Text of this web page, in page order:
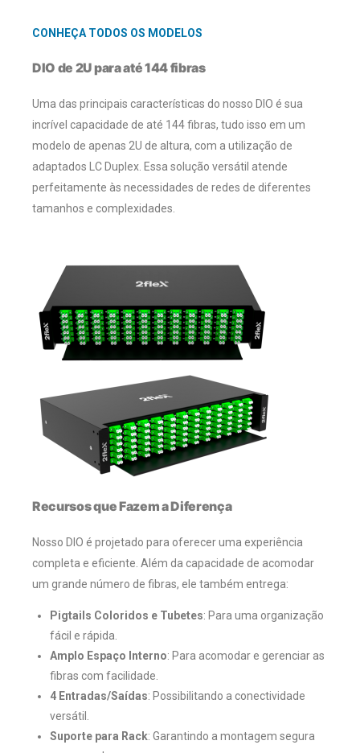
CONHEÇA TODOS OS MODELOS
DIO de 2U para até 144 fibras
Uma das principais características do nosso DIO é sua
incrível capacidade de até 144 fibras, tudo isso em um
modelo de apenas 2U de altura, com a utilização de
adaptados LC Duplex. Essa solução versátil atende
perfeitamente às necessidades de redes de diferentes
tamanhos e complexidades.
Recursos que Fazem a Diferença
Nosso DIO é projetado para oferecer uma experiência
completa e eficiente. Além da capacidade de acomodar
um grande número de fibras, ele também entrega:
Pigtails Coloridos e Tubetes: Para uma organização
fácil e rápida.
Amplo Espaço Interno: Para acomodar e gerenciar as
fibras com facilidade.
4 Entradas/Saídas: Possibilitando a conectividade
versátil.
Suporte para Rack: Garantindo a montagem segura